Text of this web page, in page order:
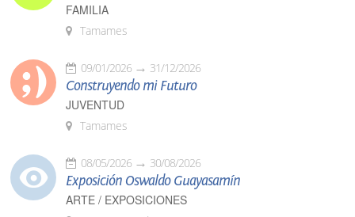
FAMILIA
Tamames
09/01/2026 31/12/2026
Construyendo mi Futuro
JUVENTUD
Tamames
08/05/2026 30/08/2026
Exposición Oswaldo Guayasamín
ARTE / EXPOSICIONES